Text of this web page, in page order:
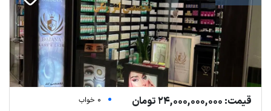
قیمت: 24,000,000,000 تومان
0 خواب